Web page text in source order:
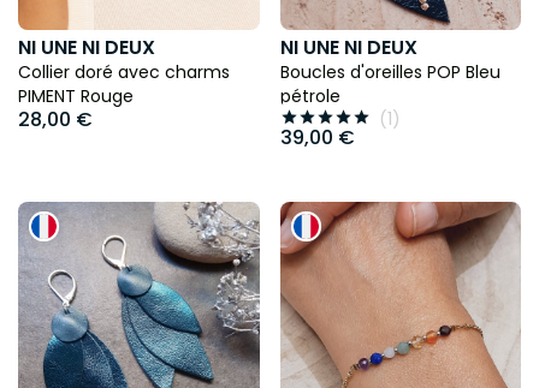
NI UNE NI DEUX
Collier doré avec charms
PIMENT Rouge
28,00 €
NI UNE NI DEUX
Boucles d'oreilles POP Bleu
pétrole
 (1)
39,00 €